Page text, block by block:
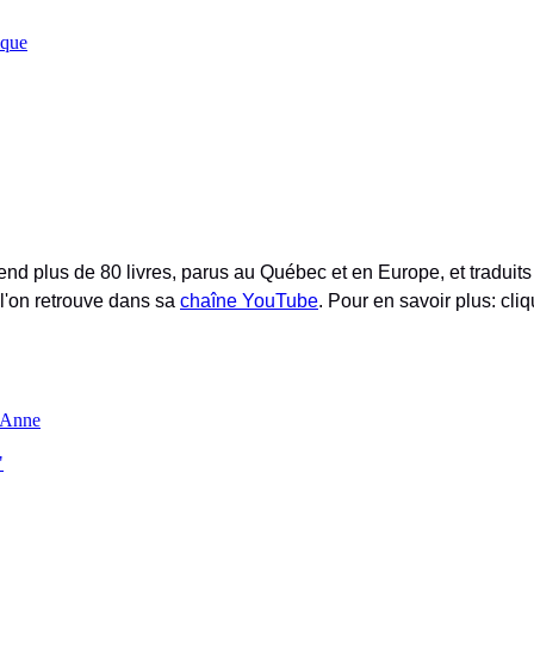
plus de 80 livres, parus au Québec et en Europe, et
retrouve dans sa chaîne YouTube. Pour en savoir plus: